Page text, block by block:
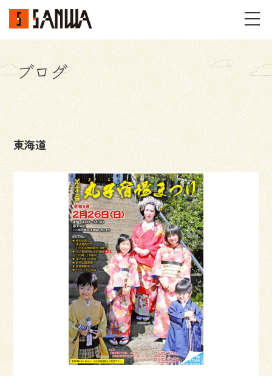
イベント・見学会
不動産情報
事例
施工事例 パーツギャラリー
お客様の声
私たちのこと
三和建設の強み
リフォーム
会社概要
採用情報
ブログ
東海道